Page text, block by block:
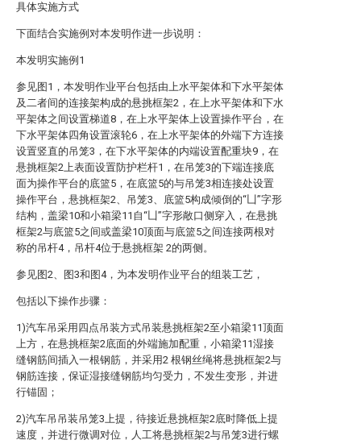
具体实施方式
下面结合实施例对本发明作进一步说明：
本发明实施例1
参见图1，本发明作业平台包括由上水平架体和下水平架体
及二者间的连接架构成的悬挑框架2，在上水平架体和下水
平架体之间设置梯道8，在上水平架体上设置操作平台，在
下水平架体四角设置滚轮6，在上水平架体的外端下方连接
设置竖直的吊笼3，在下水平架体的内端设置配重块9，在
悬挑框架2上表面设置防护栏杆1，在吊笼3的下端连接底
面为操作平台的底篮5，在底篮5的与吊笼3相连接处设置
操作平台，悬挑框架2、吊笼3、底篮5构成倾倒的“凵”字形
结构，盖梁10和小箱梁11自“凵”字形敞口侧穿入，在悬挑
框架2与底篮5之间或盖梁10顶面与底篮5之间连接两根对
称的吊杆4，吊杆4位于悬挑框架 2的两侧。
参见图2、图3和图4，为本发明作业平台的组装工艺，
包括以下操作步骤：
1)汽车吊采用四点吊装方式吊装悬挑框架2至小箱梁11顶面
上方，在悬挑框架2底面的外端施加配重，小箱梁11湿接
缝钢筋间插入一根钢筋，并采用2 根钢丝绳将悬挑框架2与
钢筋连接，保证湿接缝钢筋均匀受力，不发生变形，并进
行锚固；
2)汽车吊吊装吊笼3上提，待接近悬挑框架2底时降低上提
速度，并进行微调对位，人工将悬挑框架2与吊笼3进行螺